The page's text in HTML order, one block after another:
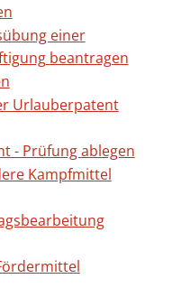
einer
beantragen
Urlauberpatent
- Prüfung ablegen
Kampfmittel